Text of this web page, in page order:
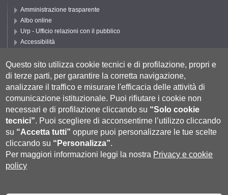
Amministrazione trasparente
Albo online
Urp - Ufficio relazioni con il pubblico
Accessibilità
Cookie settings
Segui UNISI
Questo sito utilizza cookie tecnici e di profilazione, propri e
di terze parti, per garantire la corretta navigazione,
analizzare il traffico e misurare l'efficacia delle attività di
comunicazione istituzionale. Puoi rifiutare i cookie non
necessari e di profilazione cliccando su “Solo cookie
tecnici”. Puoi scegliere di acconsentirne l’utilizzo cliccando
su “Accetta tutti” oppure puoi personalizzare le tue scelte
cliccando su “Personalizza”.
Per maggiori informazioni leggi la nostra Privacy e cookie
policy